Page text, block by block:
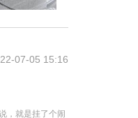
，就是挂了个闹
07-05 15:16